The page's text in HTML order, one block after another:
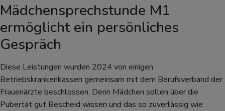
Mädchensprechstunde M1
ermöglicht ein persönliches
Gespräch
Diese Leistungen wurden 2024 von einigen
Betriebskrankenkassen gemeinsam mit dem Berufsverband der
Frauenärzte beschlossen. Denn Mädchen sollen über die
Pubertät gut Bescheid wissen und das so zuverlässig wie